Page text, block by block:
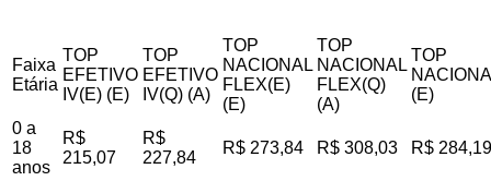
Faixa
Etária
TOP
EFETIVO
IV(E) (E)
TOP
EFETIVO
IV(Q) (A)
TOP
NACIONAL
FLEX(E)
(E)
TOP
NACIONAL
FLEX(Q)
(A)
TOP
(E)
0 a
18
anos
R$
215,07
R$
227,84
R$ 273,84 R$ 308,03 R$ 284,19